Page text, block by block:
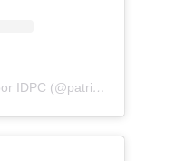
Una publicación compartida por IDPC (@patrimoniobta)